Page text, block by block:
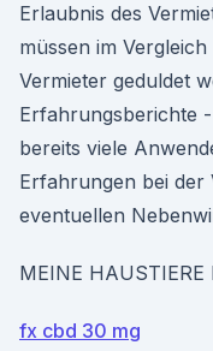
Erlaubnis des
müssen im
Vermieter geduldet
Erfahrungsberichte
bereits viele
Erfahrungen bei der
eventuellen
MEINE
fx cbd 30 mg